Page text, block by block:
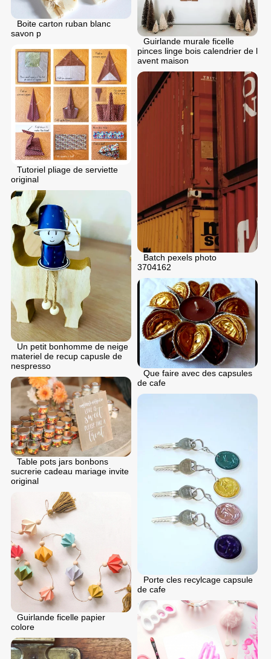
Guirlande murale ficelle
pinces linge bois calendrier de l
avent maison
Boite carton ruban blanc
savon p
Tutoriel pliage de serviette
original
Batch pexels photo
3704162
Un petit bonhomme de neige
materiel de recup capusle de
nespresso
Que faire avec des capsules
de cafe
Table pots jars bonbons
sucrerie cadeau mariage invite
original
Porte cles recylcage capsule
de cafe
Guirlande ficelle papier
colore